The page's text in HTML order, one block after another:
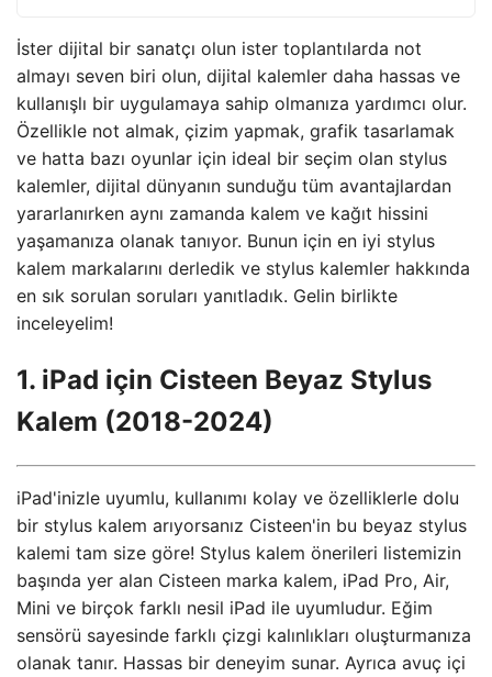
İster dijital bir sanatçı olun ister toplantılarda not
almayı seven biri olun, dijital kalemler daha hassas ve
kullanışlı bir uygulamaya sahip olmanıza yardımcı olur.
Özellikle not almak, çizim yapmak, grafik tasarlamak
ve hatta bazı oyunlar için ideal bir seçim olan stylus
kalemler, dijital dünyanın sunduğu tüm avantajlardan
yararlanırken aynı zamanda kalem ve kağıt hissini
yaşamanıza olanak tanıyor. Bunun için en iyi stylus
kalem markalarını derledik ve stylus kalemler hakkında
en sık sorulan soruları yanıtladık. Gelin birlikte
inceleyelim!
1. iPad için Cisteen Beyaz Stylus
Kalem (2018-2024)
iPad'inizle uyumlu, kullanımı kolay ve özelliklerle dolu
bir stylus kalem arıyorsanız Cisteen'in bu beyaz stylus
kalemi tam size göre! Stylus kalem önerileri listemizin
başında yer alan Cisteen marka kalem, iPad Pro, Air,
Mini ve birçok farklı nesil iPad ile uyumludur. Eğim
sensörü sayesinde farklı çizgi kalınlıkları oluşturmanıza
olanak tanır. Hassas bir deneyim sunar. Ayrıca avuç içi